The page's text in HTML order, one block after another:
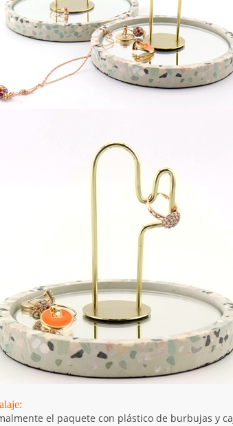
el paquete con plástico de burbujas y